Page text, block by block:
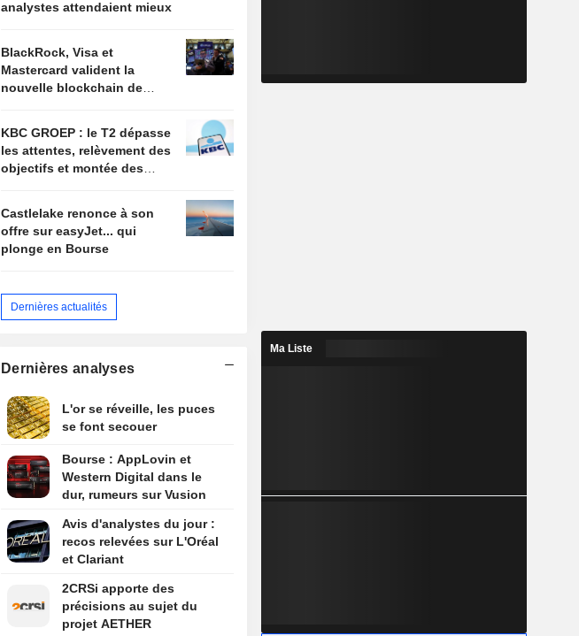
analystes attendaient mieux
BlackRock, Visa et
Mastercard valident la
nouvelle blockchain de
KBC GROEP : le T2 dépasse
les attentes, relèvement des
objectifs et montée des
Castlelake renonce à son
offre sur easyJet... qui
plonge en Bourse
Dernières actualités
Dernières analyses
L'or se réveille, les puces
se font secouer
Bourse : AppLovin et
Western Digital dans le
dur, rumeurs sur Vusion
Avis d'analystes du jour :
recos relevées sur L'Oréal
et Clariant
2CRSi apporte des
précisions au sujet du
projet AETHER
Ma Liste